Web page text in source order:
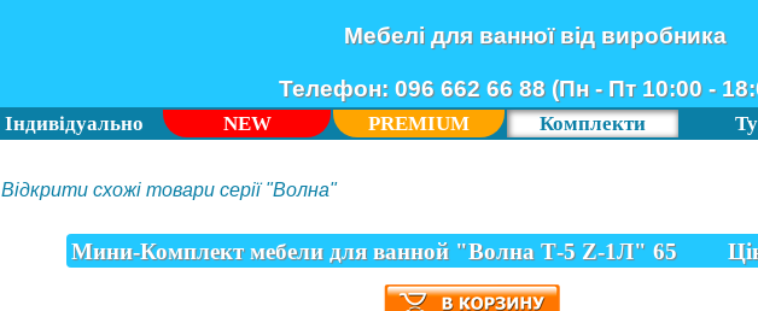
Мебелі для ванної від виробника
Телефон: 096 662 66 88 (Пн - Пт 10:00 -
Індивідуально NEW PREMIUM Комплекти
Відкрити схожі товари серії "Волна"
Мини-Комплект мебели для ванной "Волна Т-5 Z-1Л" 65